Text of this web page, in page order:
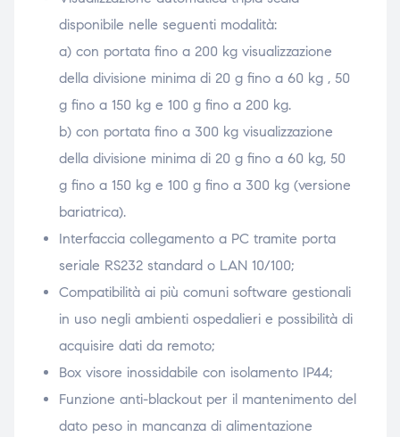
disponibile nelle seguenti modalità:
a) con portata fino a 200 kg visualizzazione
della divisione minima di 20 g fino a 60 kg , 50
g fino a 150 kg e 100 g fino a 200 kg.
b) con portata fino a 300 kg visualizzazione
della divisione minima di 20 g fino a 60 kg, 50
g fino a 150 kg e 100 g fino a 300 kg (versione
bariatrica).
Interfaccia collegamento a PC tramite porta
seriale RS232 standard o LAN 10/100;
Compatibilità ai più comuni software gestionali
in uso negli ambienti ospedalieri e possibilità di
acquisire dati da remoto;
Box visore inossidabile con isolamento IP44;
Funzione anti-blackout per il mantenimento del
dato peso in mancanza di alimentazione